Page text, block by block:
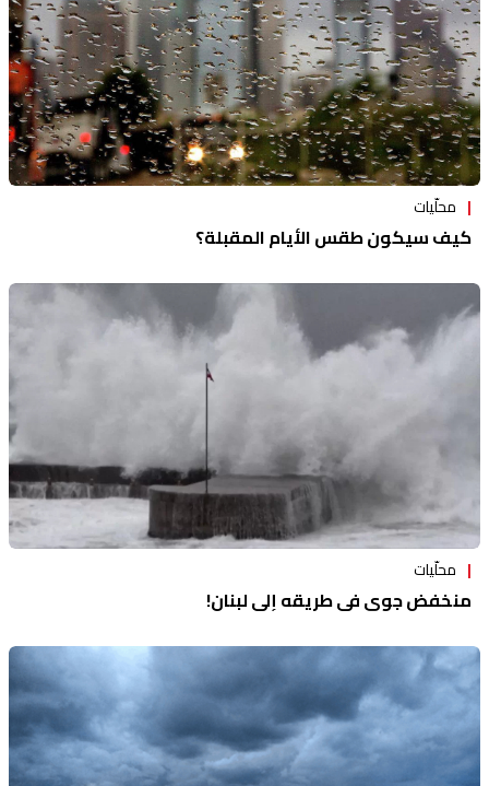
محلّيات
كيف سيكون طقس الأيام المقبلة؟
محلّيات
منخفض جوي في طريقه إلى لبنان!